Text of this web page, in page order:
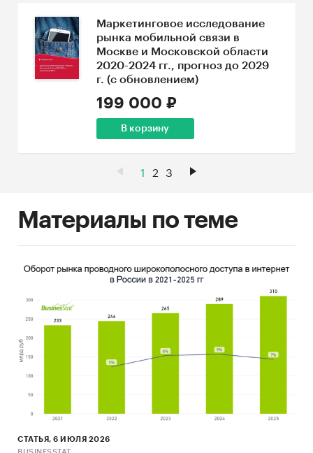
Маркетинговое исследование
рынка мобильной связи в
Москве и Московской области
2020-2024 гг., прогноз до 2029
г. (с обновлением)
199 000 ₽
В корзину
1 2 3
Материалы по теме
СТАТЬЯ, 6 ИЮЛЯ 2026